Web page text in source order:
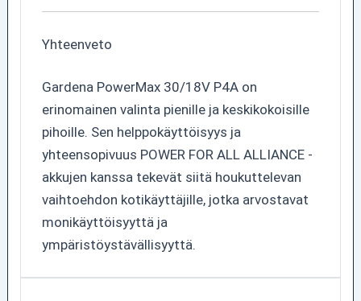
Yhteenveto
Gardena PowerMax 30/18V P4A on
erinomainen valinta pienille ja keskikokoisille
pihoille. Sen helppokäyttöisyys ja
yhteensopivuus POWER FOR ALL ALLIANCE -
akkujen kanssa tekevät siitä houkuttelevan
vaihtoehdon kotikäyttäjille, jotka arvostavat
monikäyttöisyyttä ja
ympäristöystävällisyyttä.